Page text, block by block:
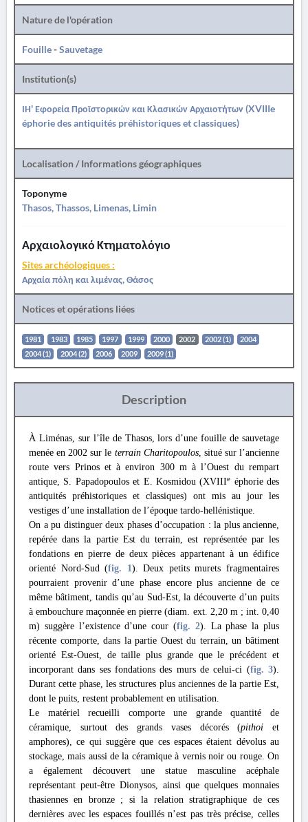
Nature de l'opération
Fouille-Sauvetage
Institution(s)
ΙΗ' Εφορεία Προϊστορικών και Κλασικών Αρχαιοτήτων (XVIIIe
éphorie des antiquités préhistoriques et classiques)
Localisation / Informations géographiques
Toponyme
Thasos, Thassos, Limenas, Limin
Αρχαιολογικό Κτηματολόγιο
Sites archéologiques :
Αρχαία πόλη και λιμένας, Θάσος
Notices et opérations liées
1981 1983 1985 1997 1999 2000 2002 2002 (1)
2004
2004 (1)
2004 (2) 2006 2009 2009 (1)
Description
À Liménas, sur l’île de Thasos, lors d’une fouille de sauvetage
menée en 2002 sur le terrain Charitopoulos, situé sur l’ancienne
route vers Prinos et à environ 300 m à l’Ouest du rempart
antique, S. Papadopoulos et E. Kosmidou (XVIIIe éphorie des
antiquités préhistoriques et classiques) ont mis au jour les
vestiges d’une installation de l’époque tardo-hellénistique.
On a pu distinguer deux phases d’occupation : la plus ancienne,
repérée dans la partie Est du terrain, est représentée par les
fondations en pierre de deux pièces appartenant à un édifice
orienté Nord-Sud (fig. 1). Deux petits murets fragmentaires
pourraient provenir d’une phase encore plus ancienne de ce
même bâtiment, tandis qu’au Sud-Est, la découverte d’un puits
à embouchure maçonnée en pierre (diam. ext. 2,20 m ; int. 0,40
m) suggère l’existence d’une cour (fig. 2). La phase la plus
récente comporte, dans la partie Ouest du terrain, un bâtiment
orienté Est-Ouest, de taille plus grande que le précédent et
incorporant dans ses fondations des murs de celui-ci (fig. 3).
Durant cette phase, les structures plus anciennes de la partie Est,
dont le puits, restent probablement en utilisation.
Le matériel recueilli comporte une grande quantité de
céramique, surtout des grands vases décorés (pithoi et
amphores), ce qui suggère que ces espaces étaient dévolus au
stockage, mais aussi de la céramique à vernis noir ou rouge. On
a également découvert une statue masculine acéphale
représentant peut-être Dionysos, ainsi que quelques monnaies
thasiennes en bronze ; si la relation stratigraphique de ces
dernières avec les espaces fouillés n’est pas très précise, celles